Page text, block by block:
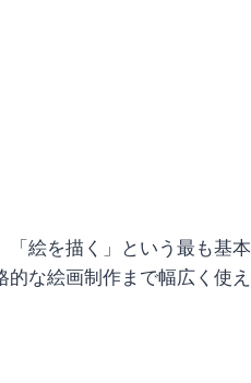
絵を描く」という最も基本
な絵画制作まで幅広く使え